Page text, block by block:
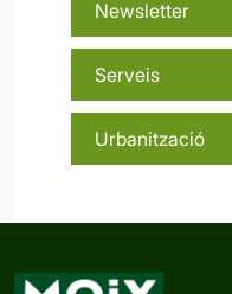
Newsletter
Serveis
Urbanització